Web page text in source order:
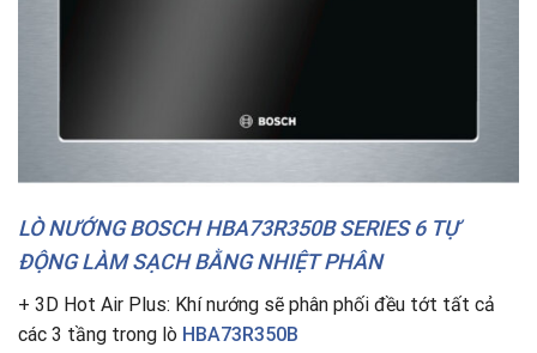
LÒ NƯỚNG BOSCH HBA73R350B SERIES 6 TỰ
ĐỘNG LÀM SẠCH BẰNG NHIỆT PHÂN
+ 3D Hot Air Plus: Khí nướng sẽ phân phối đều tớt tất cả
các 3 tầng trong lò HBA73R350B